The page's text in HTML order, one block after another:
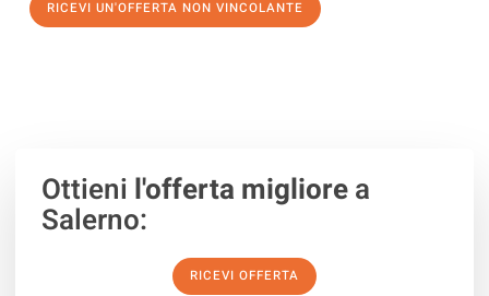
RICEVI UN'OFFERTA NON VINCOLANTE
Ottieni l'offerta migliorea
Salerno:
RICEVI OFFERTA